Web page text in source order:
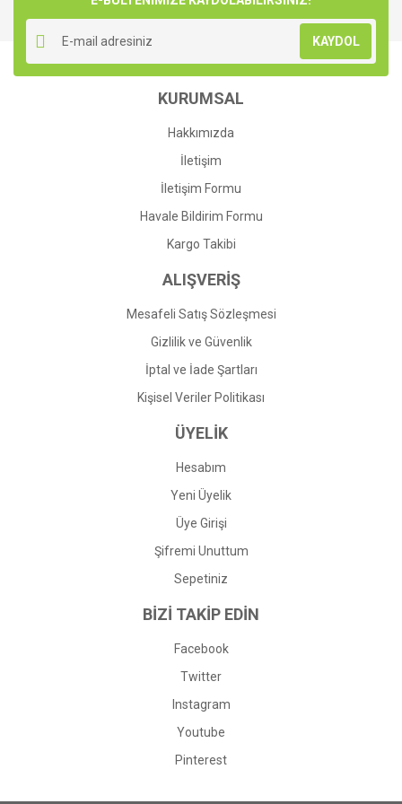
KAYDOL
KURUMSAL
Hakkımızda
İletişim
İletişim Formu
Havale Bildirim Formu
Kargo Takibi
ALIŞVERİŞ
Mesafeli Satış Sözleşmesi
Gizlilik ve Güvenlik
İptal ve İade Şartları
Kişisel Veriler Politikası
ÜYELİK
Hesabım
Yeni Üyelik
Üye Girişi
Şifremi Unuttum
Sepetiniz
BİZİ TAKİP EDİN
Facebook
Twitter
Instagram
Youtube
Pinterest